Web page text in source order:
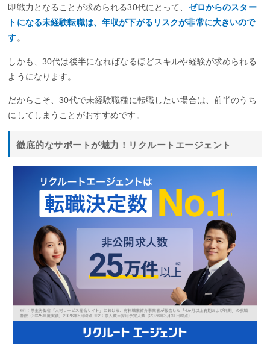
即戦力となることが求められる30代にとって、 ゼロからのスター
トになる未経験転職は、年収が下がるリスクが非常に大きいので
す。
しかも、30代は後半になればなるほどスキルや経験が求められる
ようになります。
だからこそ、30代で未経験職種に転職したい場合は、前半のうち
にしてしまうことがおすすめです。
徹底的なサポートが魅力！リクルートエージェント